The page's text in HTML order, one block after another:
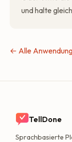
und halte
← Alle
TellDone
Sprachbasierte